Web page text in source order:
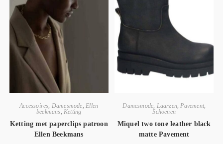
Accessoires, Damesmode,Ellen
beekmans , Ketting
Ketting met paperclips patroon
Ellen Beekmans
Damesmode, Laarzen,Pavement,
Schoenen
Miquel two tone leather black
matte Pavement